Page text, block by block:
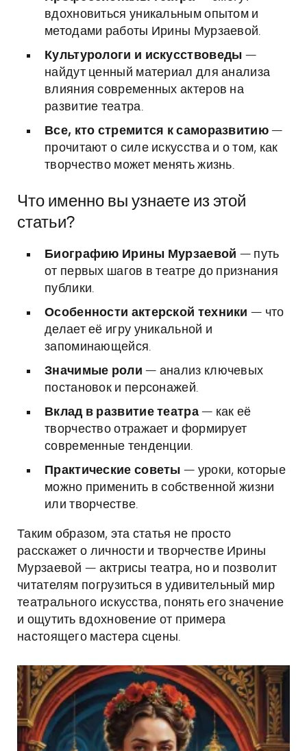
вдохновиться уникальным опытом и
методами работы Ирины Мурзаевой.
Культурологи и искусствоведы —
найдут ценный материал для анализа
влияния современных актеров на
развитие театра.
Все, кто стремится к саморазвитию—
прочитают о силе искусства и о том, как
творчество может менять жизнь.
Что именно вы узнаете из этой
статьи?
Биографию Ирины Мурзаевой — путь
от первых шагов в театре до признания
публики.
Особенности актерской техники — что
делает её игру уникальной и
запоминающейся.
Значимые роли — анализ ключевых
постановок и персонажей.
Вклад в развитие театра— как её
творчество отражает и формирует
современные тенденции.
Практические советы — уроки, которые
можно применить в собственной жизни
или творчестве.
Таким образом, эта статья не просто
расскажет о личности и творчестве Ирины
Мурзаевой — актрисы театра, но и позволит
читателям погрузиться в удивительный мир
театрального искусства, понять его значение
и ощутить вдохновение от примера
настоящего мастера сцены.